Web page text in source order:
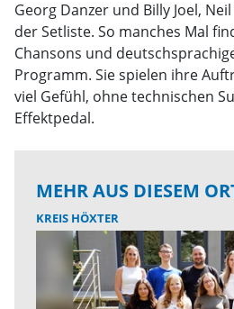
Georg Danzer und Billy Joel,
der Setliste. So manches Mal
Chansons und
Programm. Sie spielen ihre
viel Gefühl, ohne technischen
Effektpedal.
MEHR AUS DIESEM
KREIS HÖXTER